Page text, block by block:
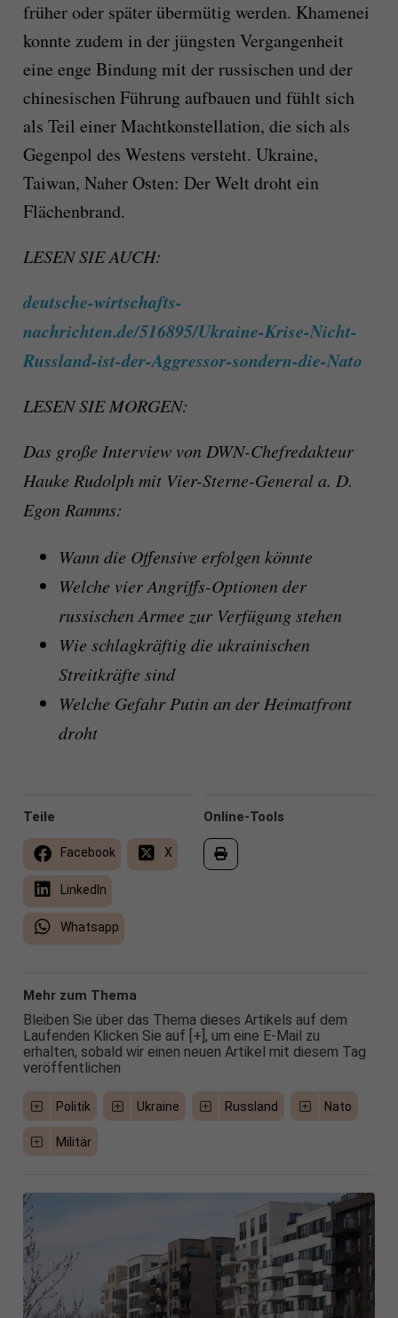
früher oder später übermütig werden. Khamenei
konnte zudem in der jüngsten Vergangenheit
eine enge Bindung mit der russischen und der
chinesischen Führung aufbauen und fühlt sich
als Teil einer Machtkonstellation, die sich als
Gegenpol des Westens versteht. Ukraine,
Taiwan, Naher Osten: Der Welt droht ein
Flächenbrand.
LESEN SIE AUCH:
deutsche-wirtschafts-
nachrichten.de/516895/Ukraine-Krise-Nicht-
Russland-ist-der-Aggressor-sondern-die-Nato
LESEN SIE MORGEN:
Das große Interview von DWN-Chefredakteur
Hauke Rudolph mit Vier-Sterne-General a. D.
Egon Ramms:
Wann die Offensive erfolgen könnte
Welche vier Angriffs-Optionen der
russischen Armee zur Verfügung stehen
Wie schlagkräftig die ukrainischen
Streitkräfte sind
Welche Gefahr Putin an der Heimatfront
droht
Online-Tools
Teile
Facebook X
LinkedIn
Whatsapp
Mehr zum Thema
Bleiben Sie über das Thema dieses Artikels auf dem
Laufenden Klicken Sie auf [+], um eine E-Mail zu
erhalten, sobald wir einen neuen Artikel mit diesem Tag
veröffentlichen
Politik Ukraine Russland Nato
Militär